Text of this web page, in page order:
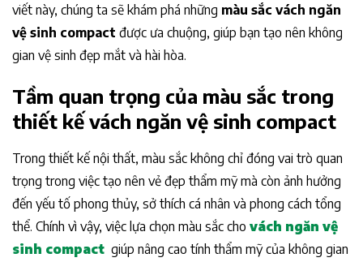
viết này, chúng ta sẽ khám phá những màu sắc vách ngăn
vệ sinh compact được ưa chuộng, giúp bạn tạo nên không
gian vệ sinh đẹp mắt và hài hòa.
Tầm quan trọng của màu sắc trong
thiết kế vách ngăn vệ sinh compact
Trong thiết kế nội thất, màu sắc không chỉ đóng vai trò quan
trọng trong việc tạo nên vẻ đẹp thẩm mỹ mà còn ảnh hưởng
đến yếu tố phong thủy, sở thích cá nhân và phong cách tổng
thể. Chính vì vậy, việc lựa chọn màu sắc cho vách ngăn vệ
sinh compact giúp nâng cao tính thẩm mỹ của không gian